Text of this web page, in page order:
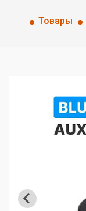
Товары